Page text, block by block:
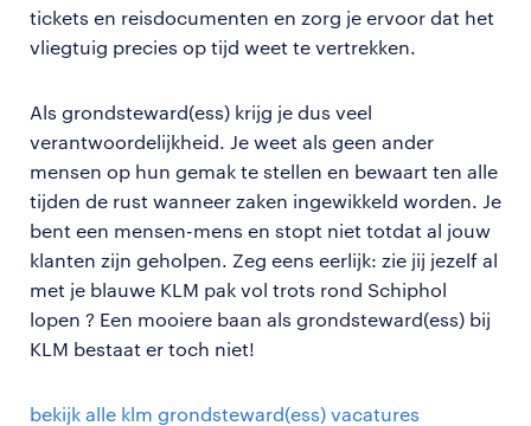
tickets en reisdocumenten en zorg je ervoor dat het
vliegtuig precies op tijd weet te vertrekken.
Als grondsteward(ess) krijg je dus veel
verantwoordelijkheid. Je weet als geen ander
mensen op hun gemak te stellen en bewaart ten alle
tijden de rust wanneer zaken ingewikkeld worden. Je
bent een mensen-mens en stopt niet totdat al jouw
klanten zijn geholpen. Zeg eens eerlijk: zie jij jezelf al
met je blauwe KLM pak vol trots rond Schiphol
lopen ? Een mooiere baan als grondsteward(ess) bij
KLM bestaat er toch niet!
bekijk alle klm grondsteward(ess) vacatures